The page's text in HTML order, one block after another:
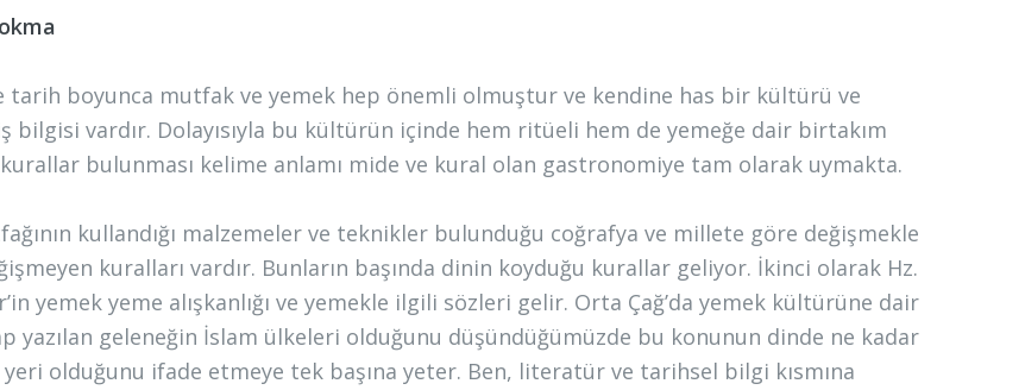
tarih boyunca mutfak ve yemek hep önemli olmuştur ve kendine has bir kültürü ve
vardır. Dolayısıyla bu kültürün içinde hem ritüeli hem de yemeğe dair birtakım
bulunması kelime anlamı mide ve kural olan gastronomiye tam olarak uymakta.
kullandığı malzemeler ve teknikler bulunduğu coğrafya ve millete göre değişmekle
kuralları vardır. Bunların başında dinin koyduğu kurallar geliyor. İkinci olarak Hz.
yemek yeme alışkanlığı ve yemekle ilgili sözleri gelir. Orta Çağ’da yemek kültürüne dair
yazılan geleneğin İslam ülkeleri olduğunu düşündüğümüzde bu konunun dinde ne kadar
olduğunu ifade etmeye tek başına yeter. Ben, literatür ve tarihsel bilgi kısmına